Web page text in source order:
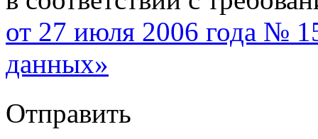
от 27 июля 2006 года №
данных»
Отправить